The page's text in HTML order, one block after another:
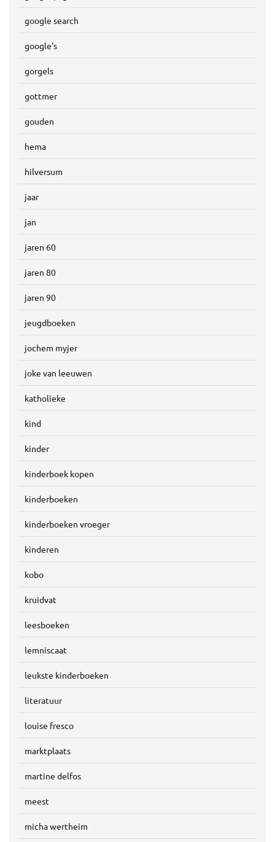
google search
google's
gorgels
gottmer
gouden
hema
hilversum
jaar
jan
jaren 60
jaren 80
jaren 90
jeugdboeken
jochem myjer
joke van leeuwen
katholieke
kind
kinder
kinderboek kopen
kinderboeken
kinderboeken vroeger
kinderen
kobo
kruidvat
leesboeken
lemniscaat
leukste kinderboeken
literatuur
louise fresco
marktplaats
martine delfos
meest
micha wertheim